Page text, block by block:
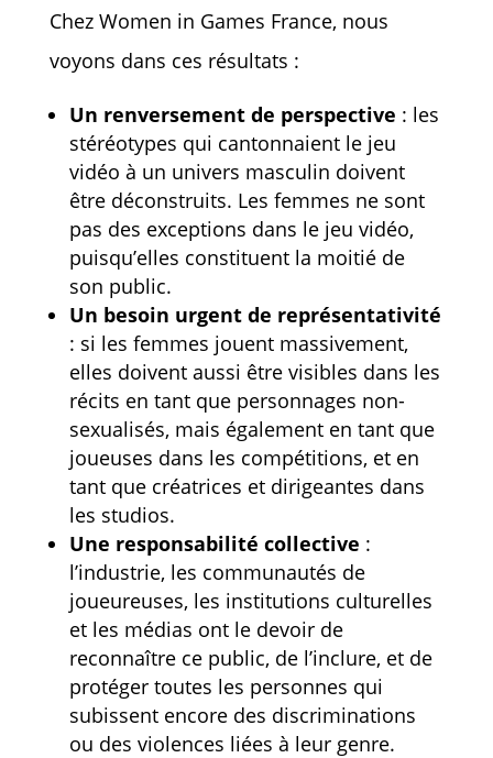
Chez Women in Games France, nous
voyons dans ces résultats :
Un renversement de perspective : les
stéréotypes qui cantonnaient le jeu
vidéo à un univers masculin doivent
être déconstruits. Les femmes ne sont
pas des exceptions dans le jeu vidéo,
puisqu’elles constituent la moitié de
son public.
Un besoin urgent de représentativité
: si les femmes jouent massivement,
elles doivent aussi être visibles dans les
récits en tant que personnages non-
sexualisés, mais également en tant que
joueuses dans les compétitions, et en
tant que créatrices et dirigeantes dans
les studios.
Une responsabilité collective :
l’industrie, les communautés de
joueureuses, les institutions culturelles
et les médias ont le devoir de
reconnaître ce public, de l’inclure, et de
protéger toutes les personnes qui
subissent encore des discriminations
ou des violences liées à leur genre.